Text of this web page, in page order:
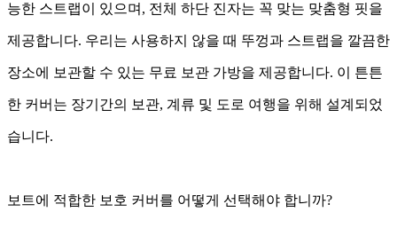
능한 스트랩이 있으며, 전체 하단 진자는 꼭 맞는 맞춤형 핏을
제공합니다. 우리는 사용하지 않을 때 뚜껑과 스트랩을 깔끔한
장소에 보관할 수 있는 무료 보관 가방을 제공합니다. 이 튼튼
한 커버는 장기간의 보관, 계류 및 도로 여행을 위해 설계되었
습니다.
보트에 적합한 보호 커버를 어떻게 선택해야 합니까?